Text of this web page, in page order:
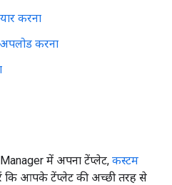
करना
करना
में अपना टेंप्लेट, कस्टम
कि आपके टेंप्लेट की अच्छी तरह से